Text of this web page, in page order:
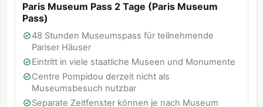
Paris Museum Pass 2 Tage (Paris Museum
Pass)
48 Stunden Museumspass für teilnehmende
Pariser Häuser
Eintritt in viele staatliche Museen und Monumente
Centre Pompidou derzeit nicht als
Museumsbesuch nutzbar
Separate Zeitfenster können je nach Museum